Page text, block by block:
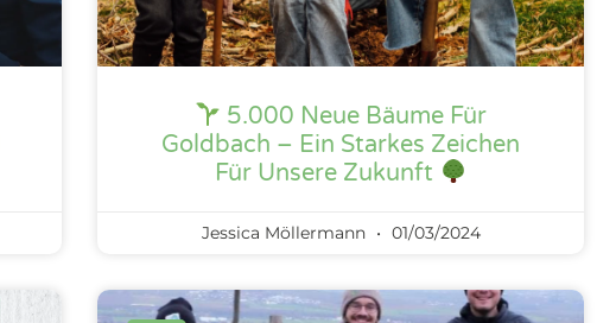
5.000 Neue Bäume Für
Goldbach – Ein Starkes Zeichen
Für Unsere Zukunft
Jessica Möllermann 01/03/2024